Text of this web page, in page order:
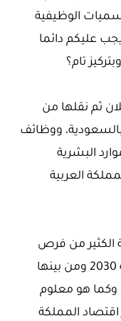
الوظيفية
عليكم دائما
تام؟
ثم نقلها من
ووظائف
البشرية
العربية
الكثير من فرص
العمل المختلفة ضمن مشاريع رؤية 2030 ومن بينها
وكما هو معلوم
2030 لتطوير اقتصاد المملكة